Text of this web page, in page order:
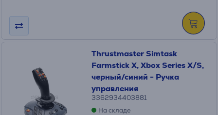
Thrustmaster Simtask
Farmstick X, Xbox Series X/S,
черный/синий - Ручка
управления
3362934403881
На складе